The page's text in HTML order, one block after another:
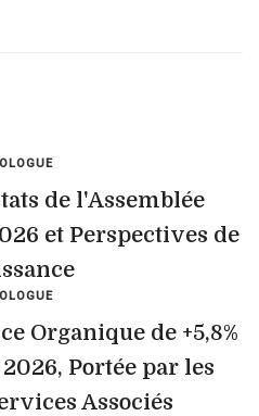
de l'Assemblée
et Perspectives de
Organique de +5,8%
Portée par les
Associés